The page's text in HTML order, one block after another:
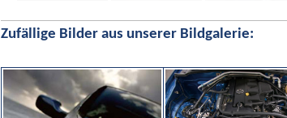
Zufällige Bilder aus unserer Bildgalerie: